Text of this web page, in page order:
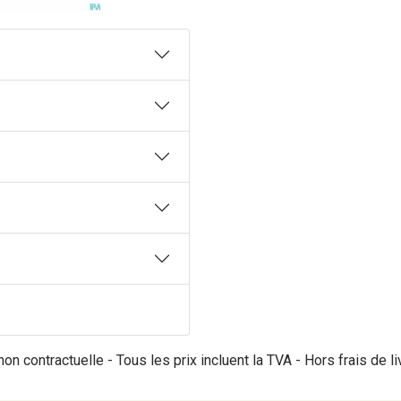
contractuelle - Tous les prix incluent la TVA - Hors frais de